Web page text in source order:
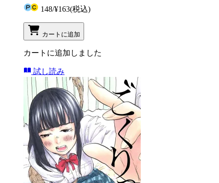
148/¥163(税込)
カートに追加
カートに追加しました
試し読み